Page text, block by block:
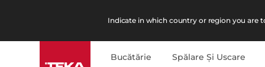
Indicate in which country or region you are
Bucătărie Spălare Şi Uscare